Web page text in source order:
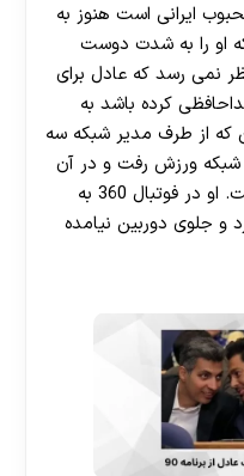
ایرانی است هنوز به
او را به شدت دوست
نمی رسد که عادل برای
کرده باشد به
که از طرف مدیر شبکه سه
ورزش رفت و در آن
جا برنامه فوتبال 360 را ساخته است. او در فوتبال 360 به
و جلوی دوربین نیامده